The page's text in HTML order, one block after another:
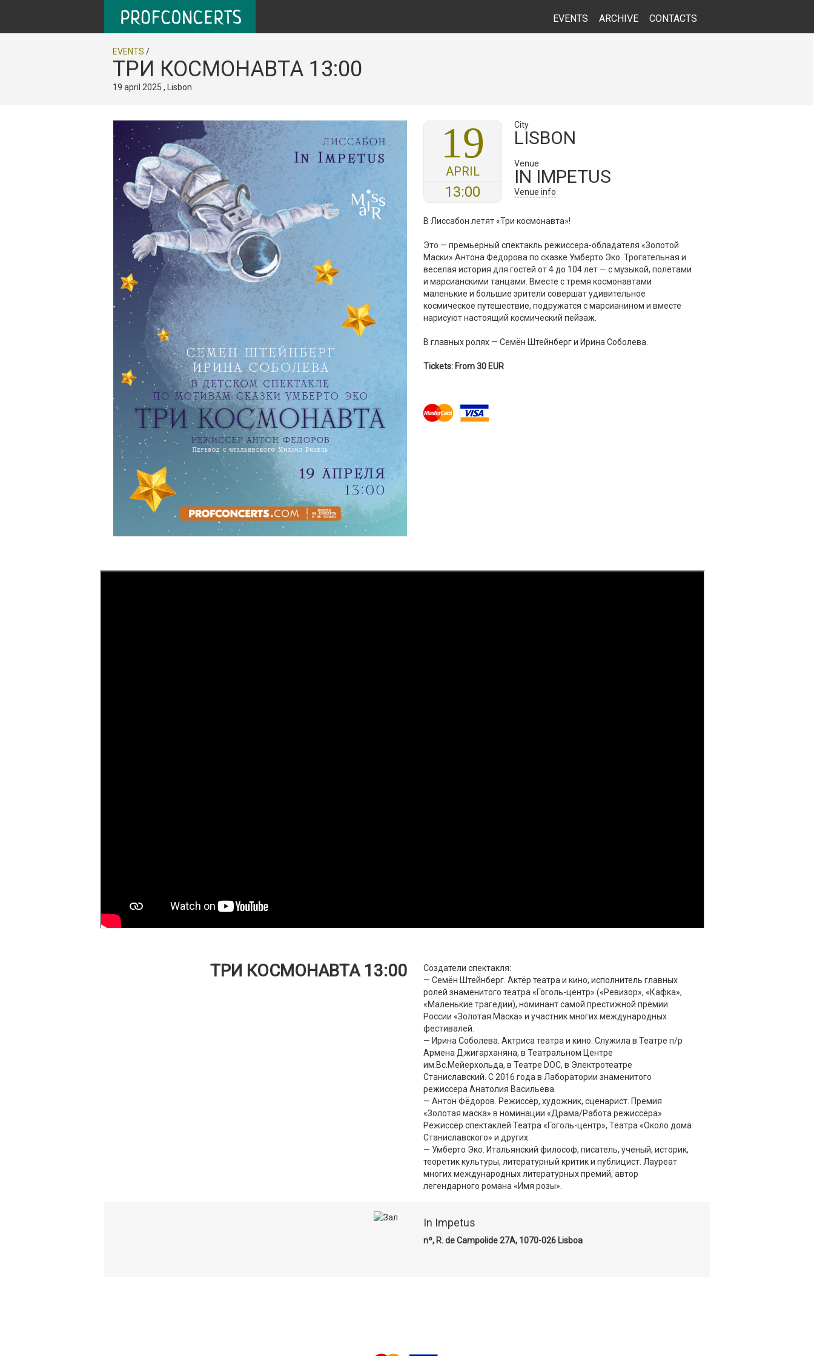
EVENTS ARCHIVE CONTACTS
EVENTS /
ТРИ КОСМОНАВТА 13:00
19 april 2025 , Lisbon
19
APRIL
13:00
City
LISBON
Venue
IN IMPETUS
Venue info
В Лиссабон летят «Три космонавта»!
Это — премьерный спектакль режиссера-обладателя «Золотой
Маски» Антона Федорова по сказке Умберто Эко. Трогательная и
веселая история для гостей от 4 до 104 лет — с музыкой, полётами
и марсианскими танцами. Вместе с тремя космонавтами
маленькие и большие зрители совершат удивительное
космическое путешествие, подружатся с марсианином и вместе
нарисуют настоящий космический пейзаж.
В главных ролях — Семён Штейнберг и Ирина Соболева.
Tickets: From 30 EUR
ТРИ КОСМОНАВТА 13:00
Создатели спектакля:
— Семён Штейнберг. Актёр театра и кино, исполнитель главных
ролей знаменитого театра «Гоголь-центр» («Ревизор», «Кафка»,
«Маленькие трагедии), номинант самой престижной премии
России «Золотая Маска» и участник многих международных
фестивалей.
— Ирина Соболева. Актриса театра и кино. Служила в Театре п/р
Армена Джигарханяна, в Театральном Центре
им.Вс.Мейерхольда, в Театре DOC, в Электротеатре
Станиславский. С 2016 года в Лаборатории знаменитого
режиссера Анатолия Васильева.
— Антон Фёдоров. Режиссёр, художник, сценарист. Премия
«Золотая маска» в номинации «Драма/Работа режиссёра».
Режиссёр спектаклей Театра «Гоголь-центр», Театра «Около дома
Станиславского» и других.
— Умберто Эко. Итальянский философ, писатель, ученый, историк,
теоретик культуры, литературный критик и публицист. Лауреат
многих международных литературных премий, автор
легендарного романа «Имя розы».
In Impetus
nº, R. de Campolide 27A, 1070-026 Lisboa